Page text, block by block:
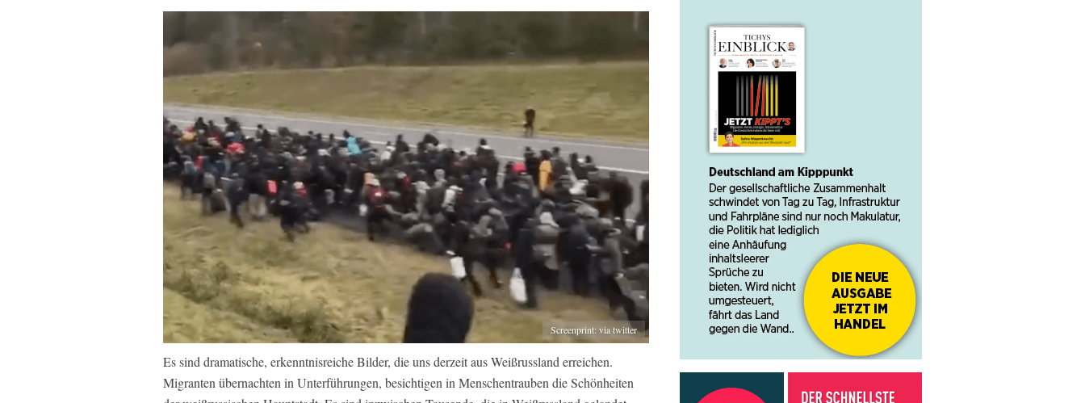
Screenprint: via twitter
Es sind dramatische, erkenntnisreiche Bilder, die uns derzeit aus Weißrussland erreichen.
Migranten übernachten in Unterführungen, besichtigen in Menschentrauben die Schönheiten